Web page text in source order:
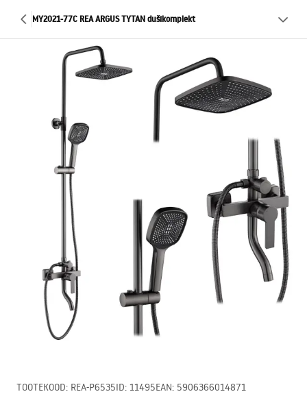
MY2021-77C REA ARGUS TYTAN dušikomplekt
TOOTEKOOD: REA-P6535ID: 11495EAN: 5906366014871